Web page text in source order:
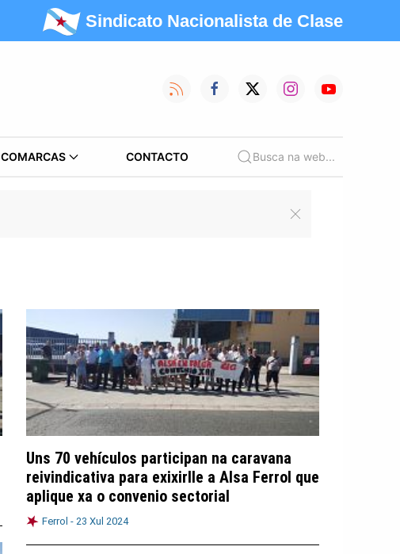
Sindicato Nacionalista de Clase
COMARCAS CONTACTO Busca na web...
Uns 70 vehículos participan na caravana
reivindicativa para exixirlle a Alsa Ferrol que
aplique xa o convenio sectorial
Ferrol - 23 Xul 2024